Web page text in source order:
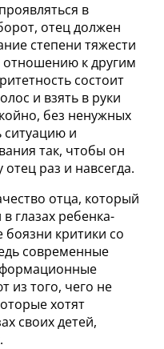
в
отец должен
степени тяжести
отношению к другим
состоит
и взять в руки
без ненужных
ситуацию и
так, чтобы он
раз и навсегда.
отца, который
глазах ребенка-
боязни критики со
современные
из того, чего не
хотят
своих детей,